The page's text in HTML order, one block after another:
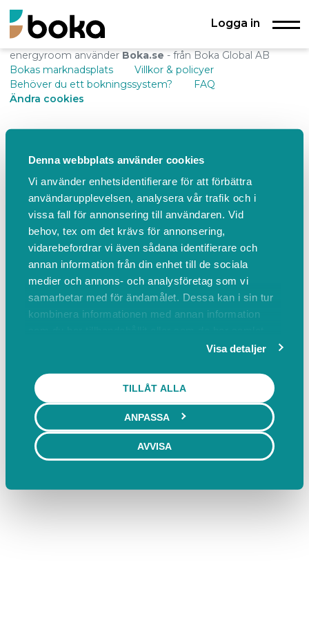
Denna webbplats använder cookies
Vi använder enhetsidentifierare för att förbättra
användarupplevelsen, analysera vår trafik och i
vissa fall för annonsering till användaren. Vid
behov, tex om det krävs för annonsering,
vidarebefordrar vi även sådana identifierare och
annan information från din enhet till de sociala
medier och annons- och analysföretag som vi
samarbetar med för ändamålet. Dessa kan i sin tur
kombinera informationen med annan information
Visa detaljer
TILLÅT ALLA
ANPASSA
AVVISA
Logga in
energyroom använder Boka.se - från Boka Global AB
Bokas marknadsplats
Villkor & policyer
Behöver du ett bokningssystem?
FAQ
Ändra cookies